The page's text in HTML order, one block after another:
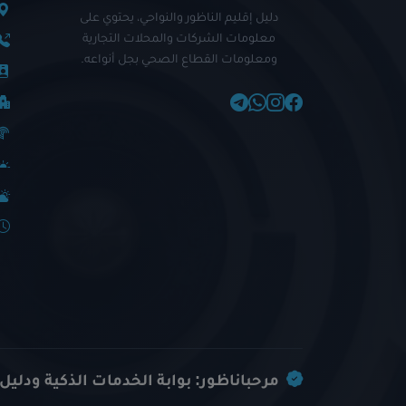
دليل إقليم الناظور والنواحي، يحتوي على
معلومات الشركات والمحلات التجارية
ومعلومات القطاع الصحي بجل أنواعه.
مرحباناظور: بوابة الخدمات الذكية